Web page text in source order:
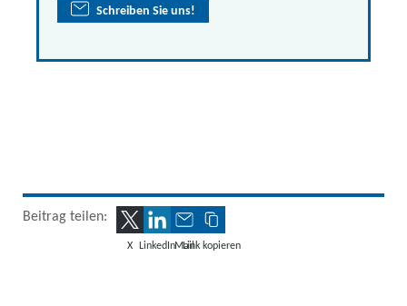
Schreiben Sie uns!
Beitrag teilen:
X LinkedInMailLink kopieren